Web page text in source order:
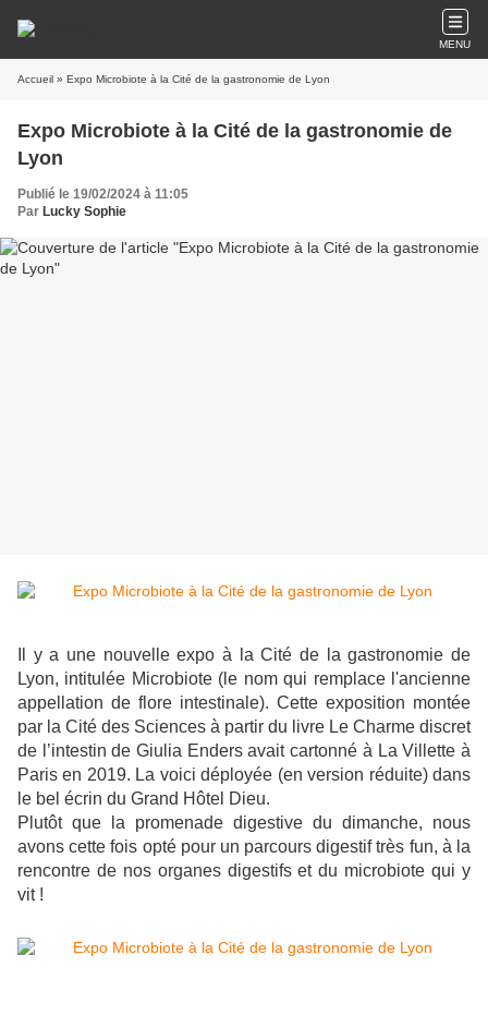
MENU
Accueil » Expo Microbiote à la Cité de la gastronomie de Lyon
Expo Microbiote à la Cité de la gastronomie de
Lyon
Publié le 19/02/2024 à 11:05
Par Lucky Sophie
Il y a une nouvelle expo à la Cité de la gastronomie de
Lyon, intitulée Microbiote (le nom qui remplace l'ancienne
appellation de flore intestinale). Cette exposition montée
par la Cité des Sciences à partir du livre Le Charme discret
de l’intestin de Giulia Enders avait cartonné à La Villette à
Paris en 2019. La voici déployée (en version réduite) dans
le bel écrin du Grand Hôtel Dieu.
Plutôt que la promenade digestive du dimanche, nous
avons cette fois opté pour un parcours digestif très fun, à la
rencontre de nos organes digestifs et du microbiote qui y
vit !